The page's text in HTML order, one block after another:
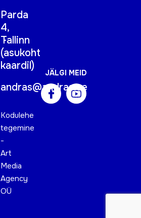
Parda
4,
Tallinn
(asukoht
kaardil)
andras@andras.ee
Kodulehe
tegemine
-
Art
Media
Agency
OÜ
JÄLGI MEID